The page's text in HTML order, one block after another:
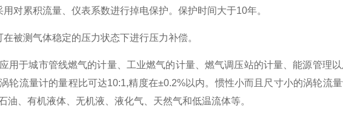
累积流量、仪表系数进行掉电保护。保护时间大于10年。
测气体稳定的压力状态下进行压力补偿。
于城市管线燃气的计量、工业燃气的计量、燃气调压站的计量、能源管理
轮流量计的量程比可达10:1,精度在±0.2%以内。惯性小而且尺寸小的涡轮流
油、有机液体、无机液、液化气、天然气和低温流体等。